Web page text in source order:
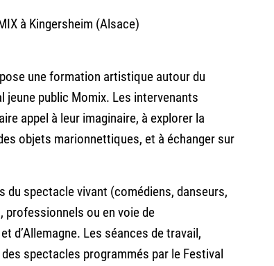
à Kingersheim (Alsace)
une formation artistique autour du
jeune public Momix. Les intervenants
appel à leur imaginaire, à explorer la
objets marionnettiques, et à échanger sur
du spectacle vivant (comédiens, danseurs,
ou en voie de
d’Allemagne. Les séances de travail,
spectacles programmés par le Festival